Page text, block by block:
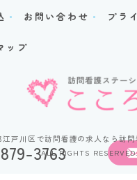
3763
お問い合わせ プラ
ップ
戸川区で訪問看護の求人なら訪
ALL RIGHTS